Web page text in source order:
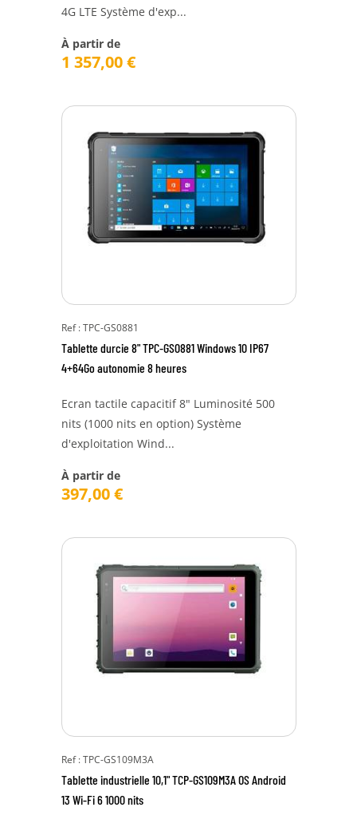
4G LTE Système d'exp...
À partir de
1 357,00€
Ref : TPC-GS0881
Tablette durcie 8" TPC-GS0881 Windows 10 IP67
4+64Go autonomie 8 heures
Ecran tactile capacitif 8" Luminosité 500
nits (1000 nits en option) Système
d'exploitation Wind...
À partir de
397,00€
Ref : TPC-GS109M3A
Tablette industrielle 10,1" TCP-GS109M3A OS Android
13 Wi-Fi 6 1000 nits